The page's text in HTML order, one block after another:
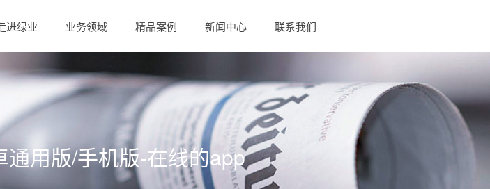
进绿业 业务领域 精品案例 新闻中心 联系我们
用版/手机版-在线的app